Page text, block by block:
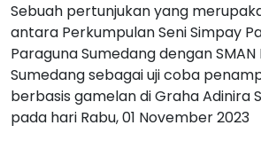
Sebuah pertunjukan yang
antara Perkumpulan Seni Simpay
Paraguna Sumedang dengan SMAN
Sumedang sebagai uji coba
berbasis gamelan di Graha Adinira
pada hari Rabu, 01 November 2023